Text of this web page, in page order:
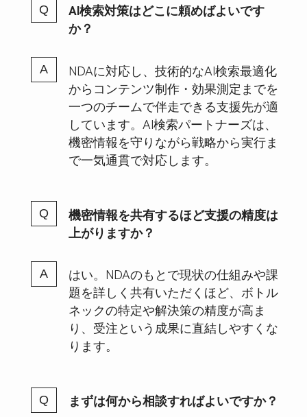
AI検索対策はどこに頼めばよいです
か？
NDAに対応し、技術的なAI検索最適化
からコンテンツ制作・効果測定までを
一つのチームで伴走できる支援先が適
しています。AI検索パートナーズは、
機密情報を守りながら戦略から実行ま
で一気通貫で対応します。
機密情報を共有するほど支援の精度は
上がりますか？
はい。NDAのもとで現状の仕組みや課
題を詳しく共有いただくほど、ボトル
ネックの特定や解決策の精度が高ま
り、受注という成果に直結しやすくな
ります。
まずは何から相談すればよいですか？